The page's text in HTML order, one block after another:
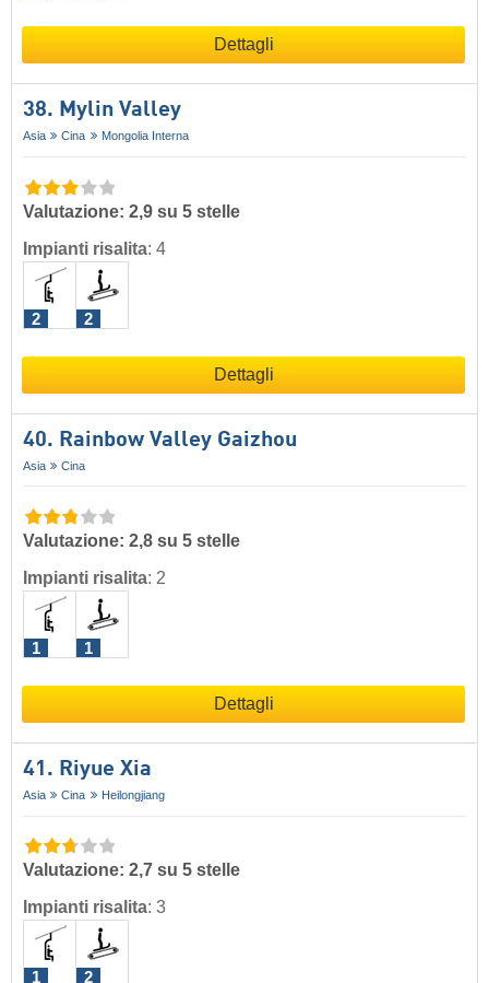
Dettagli
38. Mylin Valley
Asia Cina Mongolia Interna
Valutazione: 2,9 su 5 stelle
Impianti risalita: 4
2 2
Dettagli
40. Rainbow Valley Gaizhou
Asia Cina
Valutazione: 2,8 su 5 stelle
Impianti risalita: 2
1 1
Dettagli
41. Riyue Xia
Asia Cina Heilongjiang
Valutazione: 2,7 su 5 stelle
Impianti risalita: 3
1 2